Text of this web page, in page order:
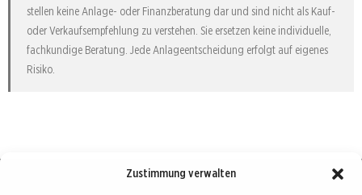
Zustimmung verwalten
stellen keine Anlage- oder Finanzberatung dar und sind nicht als Kauf-
oder Verkaufsempfehlung zu verstehen. Sie ersetzen keine individuelle,
fachkundige Beratung. Jede Anlageentscheidung erfolgt auf eigenes
Risiko.
Börse : lokal, international, global